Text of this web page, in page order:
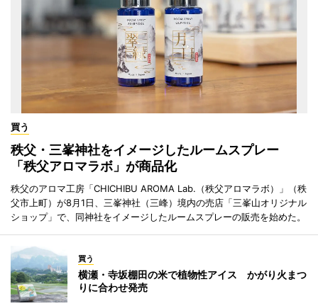
買う
秩父・三峯神社をイメージしたルームスプレー
「秩父アロマラボ」が商品化
秩父のアロマ工房「CHICHIBU AROMA Lab.（秩父アロマラボ）」（秩
父市上町）が8月1日、三峯神社（三峰）境内の売店「三峯山オリジナル
ショップ」で、同神社をイメージしたルームスプレーの販売を始めた。
買う
横瀬・寺坂棚田の米で植物性アイス かがり火まつ
りに合わせ発売